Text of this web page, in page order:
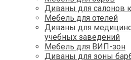
Диваны для салонов
Мебель для отелей
Диваны для
учебных заведений
Мебель для ВИП-зон
Диваны для зоны